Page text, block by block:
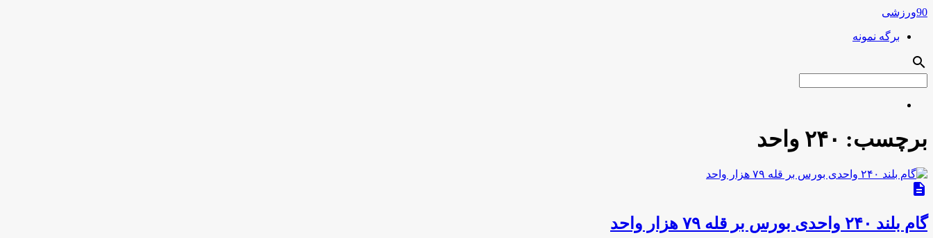
90ورزشی
برگه نمونه
search
برچسب: ۲۴۰ واحد
description
گام بلند ۲۴۰ واحدی بورس بر قله ۷۹ هزار واحد